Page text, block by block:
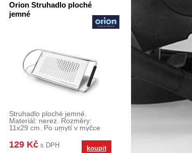
Orion Struhadlo ploché
jemné
Struhadlo ploché jemné.
Materiál: nerez. Rozměry:
11x29 cm. Po umytí v myčce
129 Kč s DPH koupit